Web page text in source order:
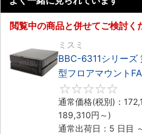
閲覧中の商品と併せてご検討く
ミスミ
BBC-6311シリー
型フロアマウント
通常価格(税別)：
189,310円 ～)
通常出荷日：5 日目